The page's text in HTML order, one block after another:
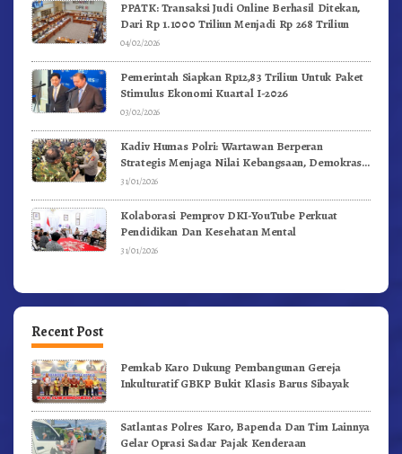
PPATK: Transaksi Judi Online Berhasil Ditekan,
Dari Rp 1.1000 Triliun Menjadi Rp 268 Triliun
04/02/2026
Pemerintah Siapkan Rp12,83 Triliun Untuk Paket
Stimulus Ekonomi Kuartal I-2026
03/02/2026
Kadiv Humas Polri: Wartawan Berperan
Strategis Menjaga Nilai Kebangsaan, Demokrasi,
dan NKRI
31/01/2026
Kolaborasi Pemprov DKI-YouTube Perkuat
Pendidikan Dan Kesehatan Mental
31/01/2026
Recent Post
Pemkab Karo Dukung Pembangunan Gereja
Inkulturatif GBKP Bukit Klasis Barus Sibayak
Satlantas Polres Karo, Bapenda Dan Tim Lainnya
Gelar Oprasi Sadar Pajak Kenderaan